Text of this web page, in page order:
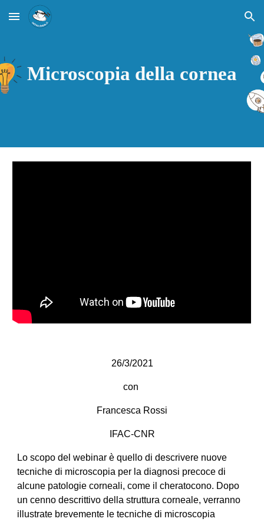
Skip to main content Skip to navigation
Microscopia della cornea
26/3/2021
con
Francesca Rossi
IFAC-CNR
Lo scopo del webinar è quello di descrivere nuove
tecniche di microscopia per la diagnosi precoce di
alcune patologie corneali, come il cheratocono. Dopo
un cenno descrittivo della struttura corneale, verranno
illustrate brevemente le tecniche di microscopia